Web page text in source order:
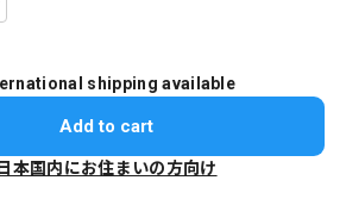
shipping available
Add to cart
日本国内にお住まいの方向け